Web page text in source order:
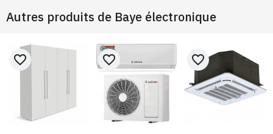
Autres produits de Baye électronique
favorite_border favorite_border favorite_border